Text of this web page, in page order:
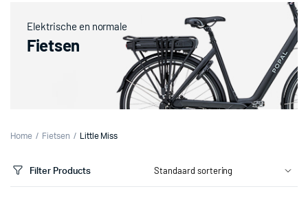
Elektrische en normale
Fietsen
Home Fietsen Little Miss
Filter Products